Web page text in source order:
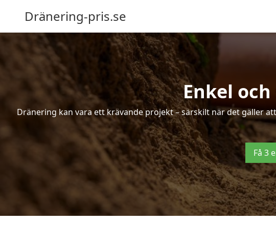
Dränering-pris.se
Enkel
Dränering kan vara ett krävande projekt – särskilt när det gäller
Få 3